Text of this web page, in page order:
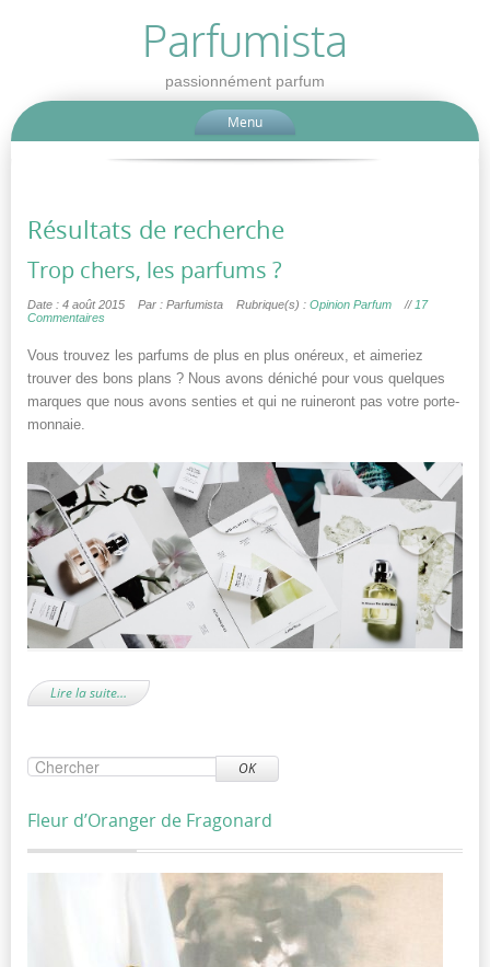
Parfumista
passionnément parfum
Menu
Résultats de recherche
Trop chers, les parfums ?
Date : 4 août 2015 Par : Parfumista Rubrique(s) : Opinion Parfum // 17
Commentaires
Vous trouvez les parfums de plus en plus onéreux, et aimeriez
trouver des bons plans ? Nous avons déniché pour vous quelques
marques que nous avons senties et qui ne ruineront pas votre porte-
monnaie.
Lire la suite…
OK
Fleur d’Oranger de Fragonard